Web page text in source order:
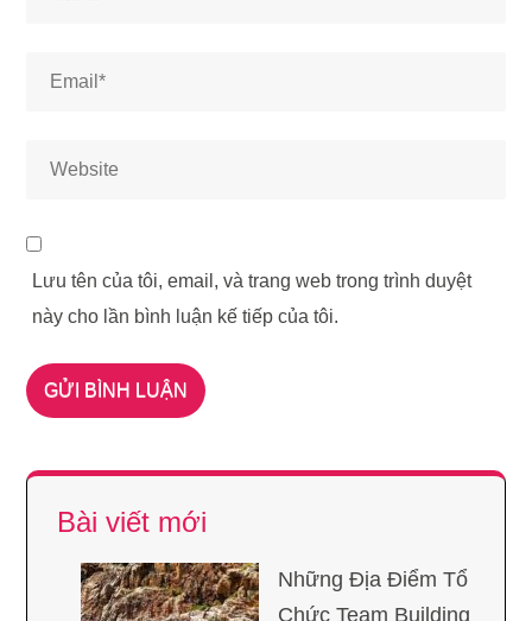
Lưu tên của tôi, email, và trang web trong trình duyệt
này cho lần bình luận kế tiếp của tôi.
Bài viết mới
Những Địa Điểm Tổ
Chức Team Building